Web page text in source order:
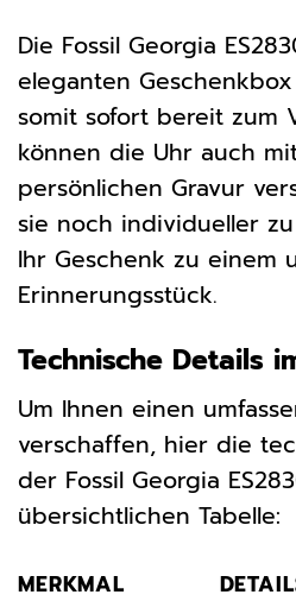
Die Fossil Georgia
eleganten
somit sofort bereit zum
können die Uhr auch
persönlichen Gravur
sie noch individueller
Ihr Geschenk zu einem
Erinnerungsstück.
Technische Details
Um Ihnen einen
verschaffen, hier die
der Fossil Georgia
übersichtlichen Tabelle:
MERKMAL